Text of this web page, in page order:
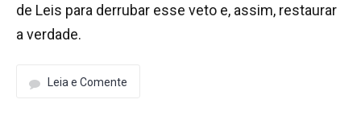
de Leis para derrubar esse veto e, assim, restaurar
a verdade.
Leia e Comente